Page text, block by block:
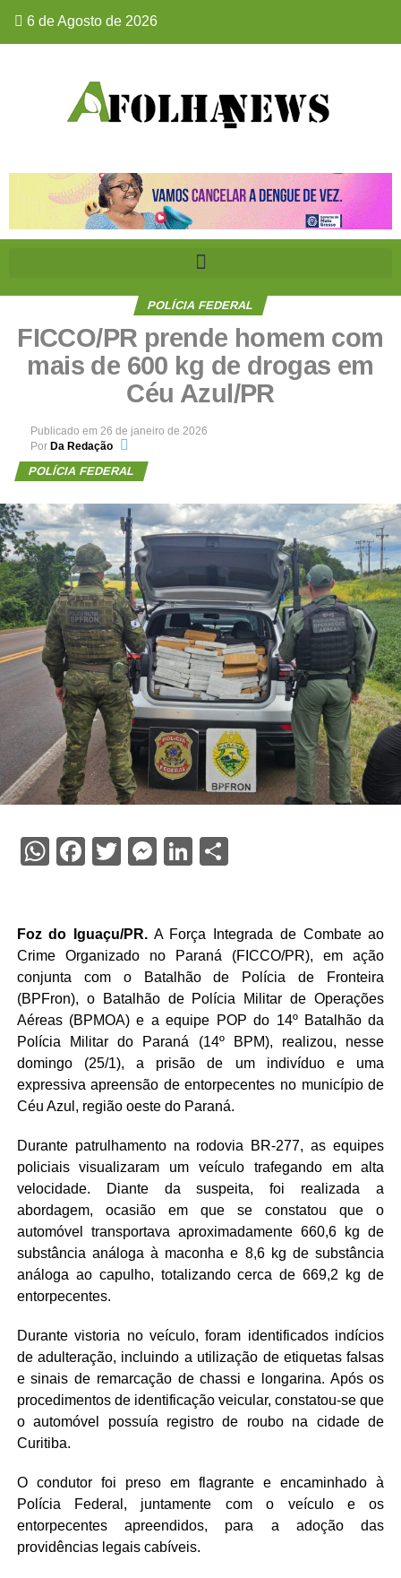
6 de Agosto de 2026
POLÍCIA FEDERAL
FICCO/PR prende homem com
mais de 600 kg de drogas em
Céu Azul/PR
Publicado em 26 de janeiro de 2026
Por Da Redação
POLÍCIA FEDERAL
WhatsApp
Facebook
Twitter
Messenger
LinkedIn
Share
Foz do Iguaçu/PR. A Força Integrada de Combate ao
Crime Organizado no Paraná (FICCO/PR), em ação
conjunta com o Batalhão de Polícia de Fronteira
(BPFron), o Batalhão de Polícia Militar de Operações
Aéreas (BPMOA) e a equipe POP do 14º Batalhão da
Polícia Militar do Paraná (14º BPM), realizou, nesse
domingo (25/1), a prisão de um indivíduo e uma
expressiva apreensão de entorpecentes no município de
Céu Azul, região oeste do Paraná.
Durante patrulhamento na rodovia BR-277, as equipes
policiais visualizaram um veículo trafegando em alta
velocidade. Diante da suspeita, foi realizada a
abordagem, ocasião em que se constatou que o
automóvel transportava aproximadamente 660,6 kg de
substância análoga à maconha e 8,6 kg de substância
análoga ao capulho, totalizando cerca de 669,2 kg de
entorpecentes.
Durante vistoria no veículo, foram identificados indícios
de adulteração, incluindo a utilização de etiquetas falsas
e sinais de remarcação de chassi e longarina. Após os
procedimentos de identificação veicular, constatou-se que
o automóvel possuía registro de roubo na cidade de
Curitiba.
O condutor foi preso em flagrante e encaminhado à
Polícia Federal, juntamente com o veículo e os
entorpecentes apreendidos, para a adoção das
providências legais cabíveis.